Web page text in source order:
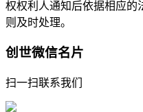
权权利人通知后依据相应的
则及时处理。
创世微信名片
扫一扫联系我们